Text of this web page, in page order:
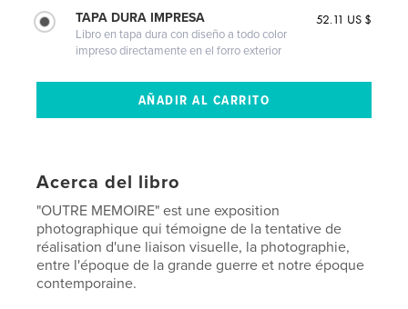
TAPA DURA IMPRESA
Libro en tapa dura con diseño a todo color
impreso directamente en el forro exterior
52.11 US $
Acerca del libro
"OUTRE MEMOIRE" est une exposition
photographique qui témoigne de la tentative de
réalisation d'une liaison visuelle, la photographie,
entre l'époque de la grande guerre et notre époque
contemporaine.